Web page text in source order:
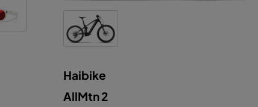
Haibike
AllMtn 2